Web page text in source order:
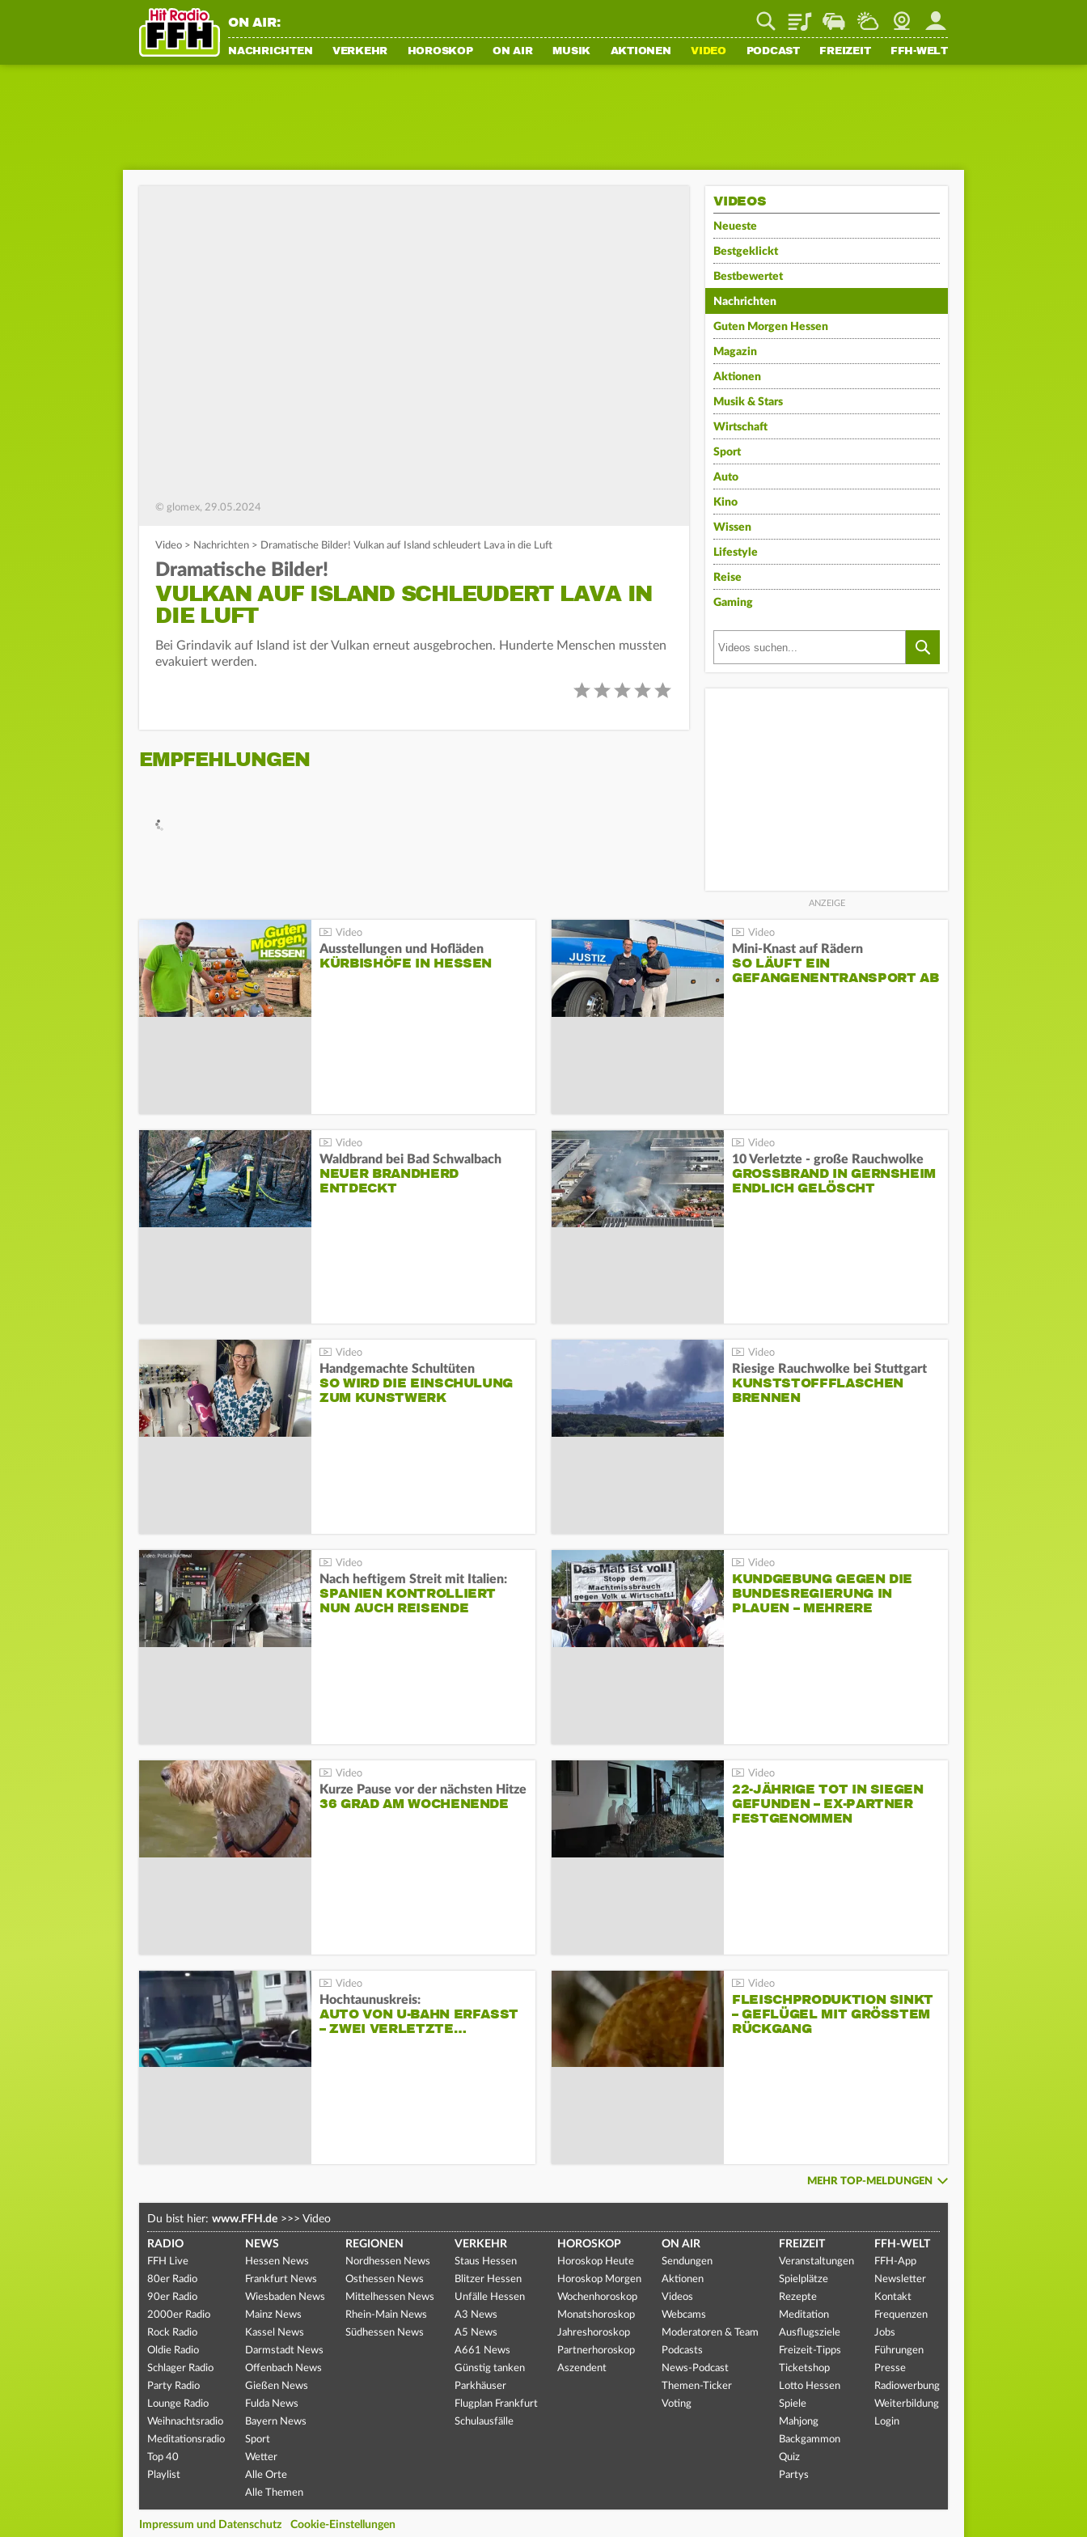
ON AIR: PlaylistStaupilotWetterWebcamMein FFH
NACHRICHTEN VERKEHR HOROSKOP ON AIR MUSIK AKTIONEN VIDEO PODCAST FREIZEIT FFH-WELT
© glomex, 29.05.2024
Video > Nachrichten > Dramatische Bilder! Vulkan auf Island schleudert Lava in die Luft
Dramatische Bilder!
VULKAN AUF ISLAND SCHLEUDERT LAVA IN
DIE LUFT
Bei Grindavik auf Island ist der Vulkan erneut ausgebrochen. Hunderte Menschen mussten
evakuiert werden.
EMPFEHLUNGEN
VIDEOS
Neueste
Bestgeklickt
Bestbewertet
Nachrichten
Guten Morgen Hessen
Magazin
Aktionen
Musik & Stars
Wirtschaft
Sport
Auto
Kino
Wissen
Lifestyle
Reise
Gaming
Ausstellungen und Hofläden
KÜRBISHÖFE IN HESSEN
Mini-Knast auf Rädern
SO LÄUFT EIN
GEFANGENENTRANSPORT AB
Waldbrand bei Bad Schwalbach
NEUER BRANDHERD
ENTDECKT
10 Verletzte - große Rauchwolke
GROSSBRAND IN GERNSHEIM E
NDLICH GELÖSCHT
Handgemachte Schultüten
SO WIRD DIE EINSCHULUNG
ZUM KUNSTWERK
Riesige Rauchwolke bei Stuttgart
KUNSTSTOFFFLASCHEN
BRENNEN
Nach heftigem Streit mit Italien:
SPANIEN KONTROLLIERT
NUN AUCH REISENDE
KUNDGEBUNG GEGEN DIE
BUNDESREGIERUNG IN
PLAUEN – MEHRERE
Kurze Pause vor der nächsten Hitze
36 GRAD AM WOCHENENDE
22-JÄHRIGE TOT IN SIEGEN
GEFUNDEN – EX-PARTNER
FESTGENOMMEN
Hochtaunuskreis:
AUTO VON U-BAHN ERFASST
– ZWEI VERLETZTE…
FLEISCHPRODUKTION SINKT
– GEFLÜGEL MIT GRÖSSTEM R
ÜCKGANG
MEHR TOP-MELDUNGEN
Du bist hier: www.FFH.de >>> Video
RADIO
FFH Live
80er Radio
90er Radio
2000er Radio
Rock Radio
Oldie Radio
Schlager Radio
Party Radio
Lounge Radio
Weihnachtsradio
Meditationsradio
Top 40
Playlist
NEWS
Hessen News
Frankfurt News
Wiesbaden News
Mainz News
Kassel News
Darmstadt News
Offenbach News
Gießen News
Fulda News
Bayern News
Sport
Wetter
Alle Orte
Alle Themen
REGIONEN
Nordhessen News
Osthessen News
Mittelhessen News
Rhein-Main News
Südhessen News
VERKEHR
Staus Hessen
Blitzer Hessen
Unfälle Hessen
A3 News
A5 News
A661 News
Günstig tanken
Parkhäuser
Flugplan Frankfurt
Schulausfälle
HOROSKOP
Horoskop Heute
Horoskop Morgen
Wochenhoroskop
Monatshoroskop
Jahreshoroskop
Partnerhoroskop
Aszendent
ON AIR
Sendungen
Aktionen
Videos
Webcams
Moderatoren & Team
Podcasts
News-Podcast
Themen-Ticker
Voting
FREIZEIT
Veranstaltungen
Spielplätze
Rezepte
Meditation
Ausflugsziele
Freizeit-Tipps
Ticketshop
Lotto Hessen
Spiele
Mahjong
Backgammon
Quiz
Partys
FFH-WELT
FFH-App
Newsletter
Kontakt
Frequenzen
Jobs
Führungen
Presse
Radiowerbung
Weiterbildung
Login
Impressum und Datenschutz Cookie-Einstellungen